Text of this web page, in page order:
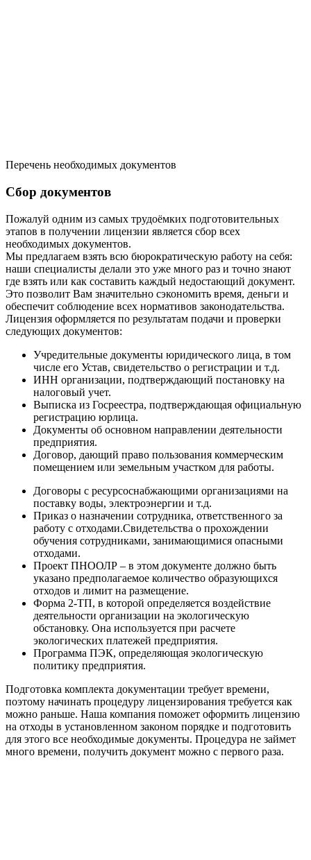
Перечень необходимых документов
Сбор документов
Пожалуй одним из самых трудоёмких подготовительных
этапов в получении лицензии является сбор всех
необходимых документов.
Мы предлагаем взять всю бюрократическую работу на себя:
наши специалисты делали это уже много раз и точно знают
где взять или как составить каждый недостающий документ.
Это позволит Вам значительно сэкономить время, деньги и
обеспечит соблюдение всех нормативов законодательства.
Лицензия оформляется по результатам подачи и проверки
следующих документов:
Учредительные документы юридического лица, в том
числе его Устав, свидетельство о регистрации и т.д.
ИНН организации, подтверждающий постановку на
налоговый учет.
Выписка из Госреестра, подтверждающая официальную
регистрацию юрлица.
Документы об основном направлении деятельности
предприятия.
Договор, дающий право пользования коммерческим
помещением или земельным участком для работы.
Договоры с ресурсоснабжающими организациями на
поставку воды, электроэнергии и т.д.
Приказ о назначении сотрудника, ответственного за
работу с отходами.Свидетельства о прохождении
обучения сотрудниками, занимающимися опасными
отходами.
Проект ПНООЛР – в этом документе должно быть
указано предполагаемое количество образующихся
отходов и лимит на размещение.
Форма 2-ТП, в которой определяется воздействие
деятельности организации на экологическую
обстановку. Она используется при расчете
экологических платежей предприятия.
Программа ПЭК, определяющая экологическую
политику предприятия.
Подготовка комплекта документации требует времени,
поэтому начинать процедуру лицензирования требуется как
можно раньше. Наша компания поможет оформить лицензию
на отходы в установленном законом порядке и подготовить
для этого все необходимые документы. Процедура не займет
много времени, получить документ можно с первого раза.